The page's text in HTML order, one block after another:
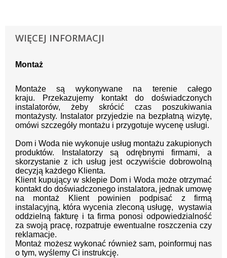
WIĘCEJ INFORMACJI
Montaż
Montaże są wykonywane na terenie całego
kraju.
Przekazujemy kontakt do doświadczonych
instalatorów, żeby skrócić czas poszukiwania
montażysty.
Instalator przyjedzie na bezpłatną wizytę,
omówi szczegóły montażu i przygotuje wycenę usługi.
Dom i Woda nie wykonuje usług montażu zakupionych
produktów. Instalatorzy są odrębnymi firmami, a
skorzystanie z ich usług jest oczywiście dobrowolną
decyzją każdego Klienta.
Klient kupujący w sklepie Dom i Woda może otrzymać
kontakt do doświadczonego instalatora, jednak umowę
na montaż Klient powinien podpisać z firmą
instalacyjną, która wycenia zleconą usługę, wystawia
oddzielną fakturę i ta firma ponosi odpowiedzialność
za swoją pracę, rozpatruje ewentualne roszczenia czy
reklamacje.
Montaż możesz wykonać również sam, poinformuj nas
o tym, wyślemy Ci instrukcję.